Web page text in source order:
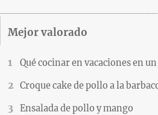
Mejor valorado
Qué cocinar en vacaciones en
Croque cake de pollo a la
Ensalada de pollo y mango